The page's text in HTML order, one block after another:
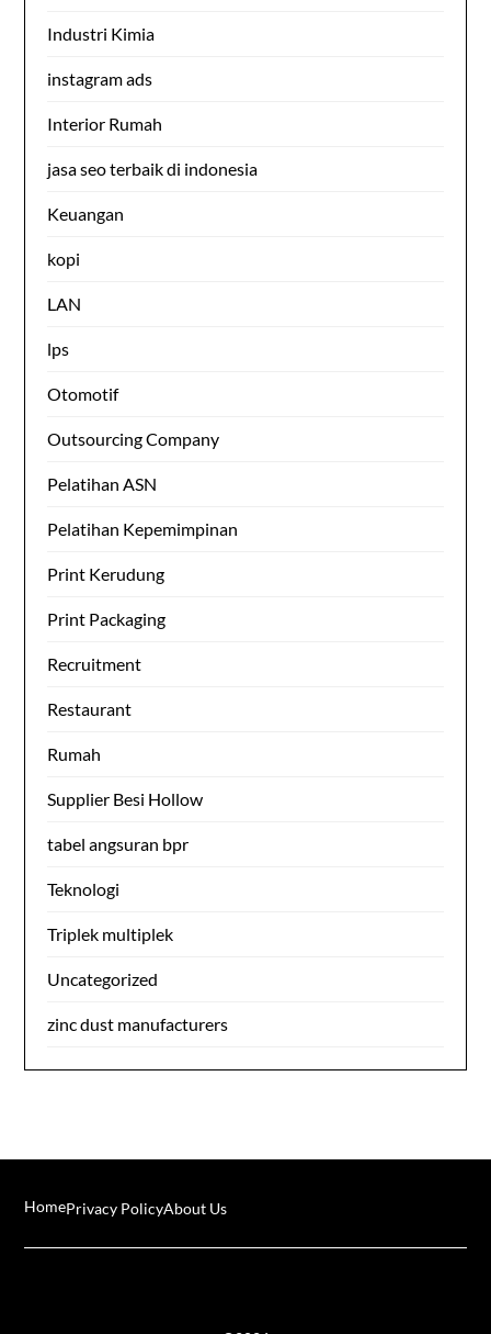
Industri Kimia
instagram ads
Interior Rumah
jasa seo terbaik di indonesia
Keuangan
kopi
LAN
lps
Otomotif
Outsourcing Company
Pelatihan ASN
Pelatihan Kepemimpinan
Print Kerudung
Print Packaging
Recruitment
Restaurant
Rumah
Supplier Besi Hollow
tabel angsuran bpr
Teknologi
Triplek multiplek
Uncategorized
zinc dust manufacturers
HomePrivacy PolicyAbout Us